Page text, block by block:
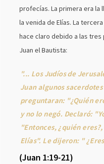
profecías. La primera era la
la venida de Elías. La
hace claro debido a las
Juan el Bautista:
"... Los Judíos de
Juan algunos
preguntaran: "¿Quién
y no lo negó. Declaró:
"Entonces, ¿quién
Elías". Le dijeron: "
(Juan 1:19-21)